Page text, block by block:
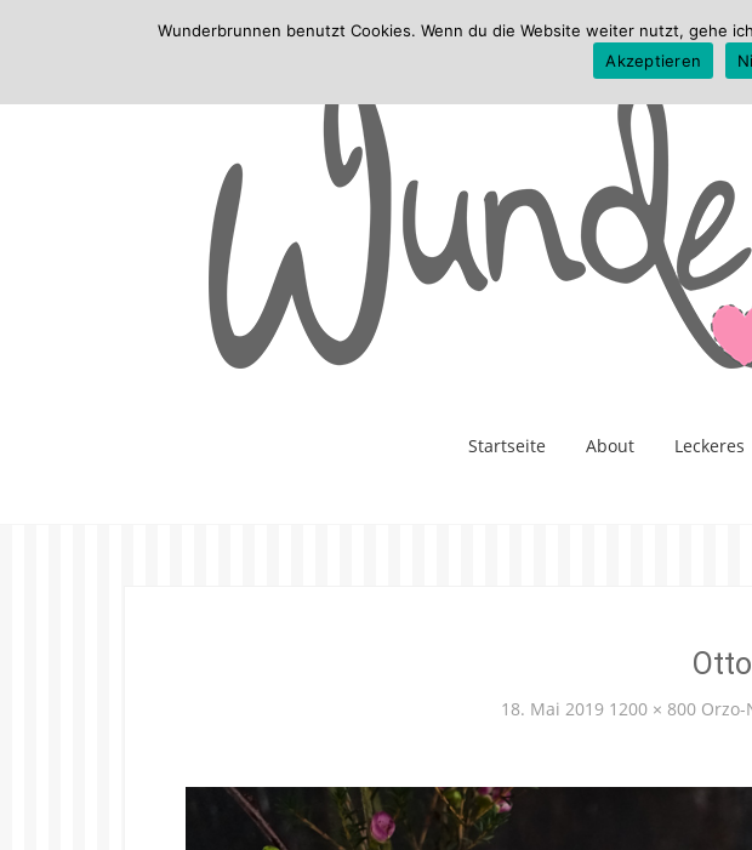
Startseite About Leckeres
18. Mai 2019 1200 × 800
Wunderbrunnen benutzt Cookies. Wenn du die Website weiter nutzt, gehe
Akzeptieren